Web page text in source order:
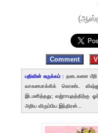
Comment
பதிவின் சுருக்கம் : தடைகளை
வாகனமாக்கிக் கொண்ட
இடமளித்தது;
அறிய விரும்பிய இந்திரன்...